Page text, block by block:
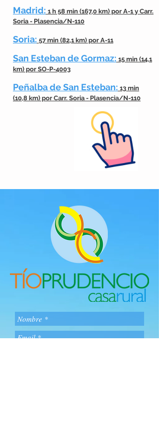
Madrid: 1 h 58 min (167,0 km) por A-1 y Carr.
Soria - Plasencia/N-110
Soria: 57 min (82,1 km) por A-11
San Esteban de Gormaz: 15 min (14,1
km) por SO-P-4003
Peñalba de San Esteban: 13 min
(10,8 km) por Carr. Soria - Plasencia/N-110